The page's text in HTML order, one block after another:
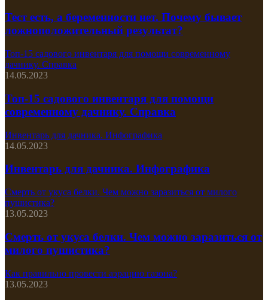
Тест есть, а беременности нет. Почему бывает
ложноположительный результат?
Топ-15 садового инвентаря для помощи современному
дачнику. Справка
14.05.2023
Топ-15 садового инвентаря для помощи
современному дачнику. Справка
Инвентарь для дачника. Инфографика
14.05.2023
Инвентарь для дачника. Инфографика
Смерть от укуса белки. Чем можно заразиться от милого
пушистика?
13.05.2023
Смерть от укуса белки. Чем можно заразиться от
милого пушистика?
Как правильно провести аэрацию газона?
13.05.2023